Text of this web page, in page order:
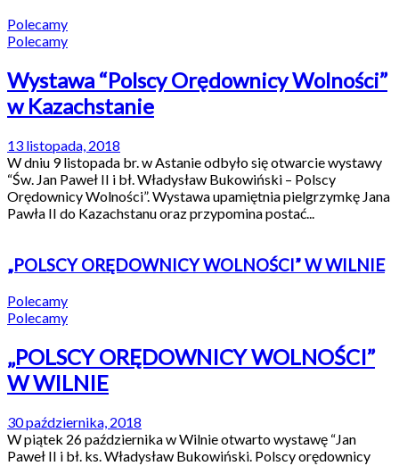
Polecamy
Polecamy
Wystawa “Polscy Orędownicy Wolności”
w Kazachstanie
13 listopada, 2018
W dniu 9 listopada br. w Astanie odbyło się otwarcie wystawy
“Św. Jan Paweł II i bł. Władysław Bukowiński – Polscy
Orędownicy Wolności”. Wystawa upamiętnia pielgrzymkę Jana
Pawła II do Kazachstanu oraz przypomina postać...
„POLSCY ORĘDOWNICY WOLNOŚCI” W WILNIE
Polecamy
Polecamy
„POLSCY ORĘDOWNICY WOLNOŚCI”
W WILNIE
30 października, 2018
W piątek 26 października w Wilnie otwarto wystawę “Jan
Paweł II i bł. ks. Władysław Bukowiński. Polscy orędownicy